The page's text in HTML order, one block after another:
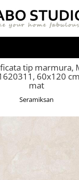
tip marmura,
60x120
mat
Seramiksan